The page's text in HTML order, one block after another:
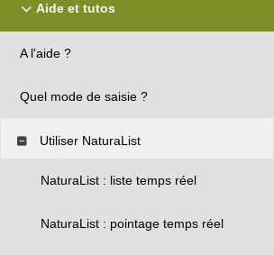
Aide et tutos
A l'aide ?
Quel mode de saisie ?
Utiliser NaturaList
NaturaList : liste temps réel
NaturaList : pointage temps réel